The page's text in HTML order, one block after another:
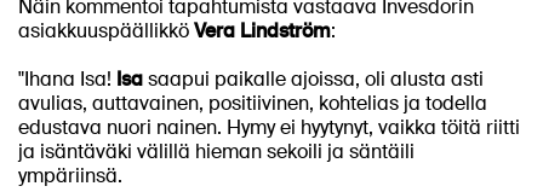
Näin kommentoi tapahtumista vastaava Invesdorin
asiakkuuspäällikköVera Lindström:
"Ihana Isa! Isasaapui paikalle ajoissa, oli alusta asti
avulias, auttavainen, positiivinen, kohtelias ja todella
edustava nuori nainen. Hymy ei hyytynyt, vaikka töitä riitti
ja isäntäväki välillä hieman sekoili ja säntäili
ympäriinsä.